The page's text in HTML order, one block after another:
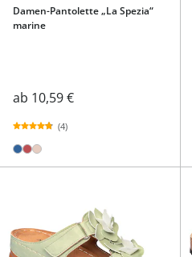
Damen-Pantolette „La Spezia“
marine
ab 10,59 €
(4)